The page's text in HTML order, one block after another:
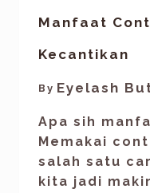
Manfaat
Kecantikan
By Eyelash
Apa sih
Memakai
salah satu
kita jadi